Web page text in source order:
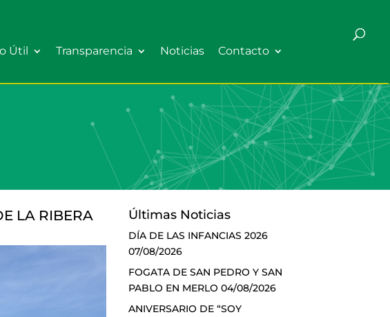
Útil Transparencia Noticias Contacto
LA RIBERA Últimas Noticias
DÍA DE LAS INFANCIAS 2026
07/08/2026
FOGATA DE SAN PEDRO Y SAN
PABLO EN MERLO 04/08/2026
ANIVERSARIO DE “SOY